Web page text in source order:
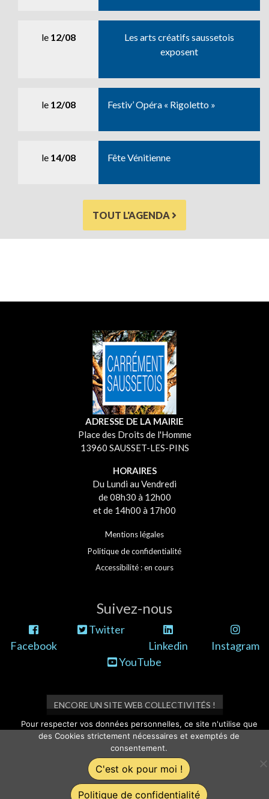
le 12/08
Les arts créatifs saussetois
exposent
le 12/08 Festiv’ Opéra « Rigoletto »
le 14/08 Fête Vénitienne
TOUT L'AGENDA
ADRESSE DE LA MAIRIE
Place des Droits de l'Homme
13960 SAUSSET-LES-PINS
HORAIRES
Du Lundi au Vendredi
de 08h30 à 12h00
et de 14h00 à 17h00
Mentions légales
Politique de confidentialité
Accessibilité : en cours
Suivez-nous
Facebook
Twitter
Linkedin
Instagram
YouTube
ENCORE UN SITE WEB COLLECTIVITÉS !
Pour respecter vos données personnelles, ce site n'utilise que
des Cookies strictement nécessaires et exemptés de
consentement.
C'est ok pour moi !
Politique de confidentialité